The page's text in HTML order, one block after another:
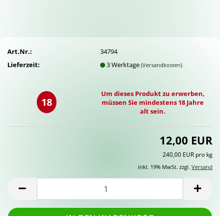
Art.Nr.:
34794
Lieferzeit:
3 Werktage(Versandkosten)
18
Um dieses Produkt zu erwerben,
müssen Sie mindestens 18 Jahre
alt sein.
12,00 EUR
240,00 EUR pro kg
inkl. 19% MwSt. zzgl. Versand